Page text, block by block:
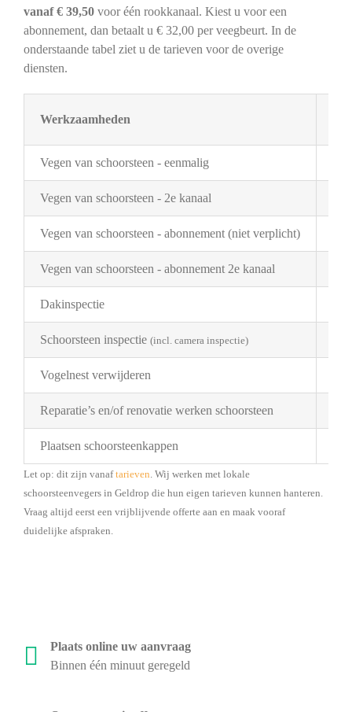
vanaf € 39,50voor één rookkanaal. Kiest u voor een
abonnement, dan betaalt u € 32,00 per veegbeurt. In de
onderstaande tabel ziet u de tarieven voor de overige
diensten.
Werkzaamheden
Vegen van schoorsteen - eenmalig
Vegen van schoorsteen - 2e kanaal
Vegen van schoorsteen - abonnement (niet verplicht)
Vegen van schoorsteen - abonnement 2e kanaal
Dakinspectie
Schoorsteen inspectie (incl. camera inspectie)
Vogelnest verwijderen
Reparatie’s en/of renovatie werken schoorsteen
Plaatsen schoorsteenkappen
Let op: dit zijn vanaftarieven . Wij werken met lokale
schoorsteenvegers in Geldrop die hun eigen tarieven kunnen hanteren.
Vraag altijd eerst een vrijblijvende offerte aan en maak vooraf
duidelijke afspraken.
Plaats online uw aanvraag
Binnen één minuut geregeld